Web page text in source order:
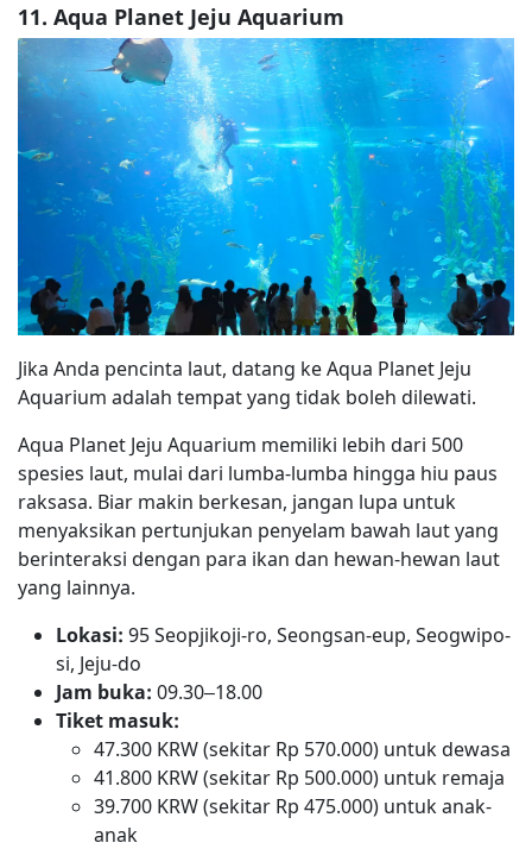
11. Aqua Planet Jeju Aquarium
Jika Anda pencinta laut, datang ke Aqua Planet Jeju
Aquarium adalah tempat yang tidak boleh dilewati.
Aqua Planet Jeju Aquarium memiliki lebih dari 500
spesies laut, mulai dari lumba-lumba hingga hiu paus
raksasa. Biar makin berkesan, jangan lupa untuk
menyaksikan pertunjukan penyelam bawah laut yang
berinteraksi dengan para ikan dan hewan-hewan laut
yang lainnya.
Lokasi: 95 Seopjikoji-ro, Seongsan-eup, Seogwipo-
si, Jeju-do
Jam buka: 09.30–18.00
Tiket masuk:
47.300 KRW (sekitar Rp 570.000) untuk dewasa
41.800 KRW (sekitar Rp 500.000) untuk remaja
39.700 KRW (sekitar Rp 475.000) untuk anak-
anak